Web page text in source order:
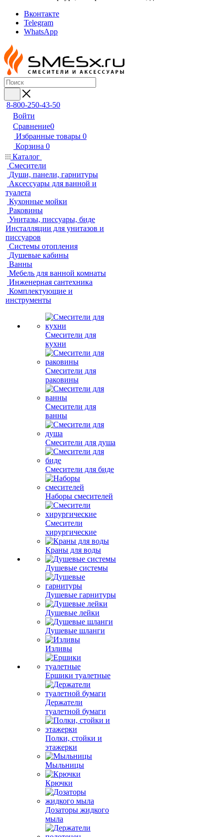
Вконтакте
Telegram
WhatsApp
8-800-250-43-50
Войти
Сравнение0
Избранные товары 0
Корзина 0
Каталог
Смесители
Души, панели, гарнитуры
Аксессуары для ванной и
туалета
Кухонные мойки
Раковины
Унитазы, писсуары, биде
Инсталляции для унитазов и
писсуаров
Системы отопления
Душевые кабины
Ванны
Мебель для ванной комнаты
Инженерная сантехника
Комплектующие и
инструменты
Смесители для
кухни
Смесители для
раковины
Смесители для
ванны
Смесители для душа
Смесители для биде
Наборы смесителей
Смесители
хирургические
Краны для воды
Душевые системы
Душевые гарнитуры
Душевые лейки
Душевые шланги
Изливы
Ершики туалетные
Держатели
туалетной бумаги
Полки, стойки и
этажерки
Мыльницы
Крючки
Дозаторы жидкого
мыла